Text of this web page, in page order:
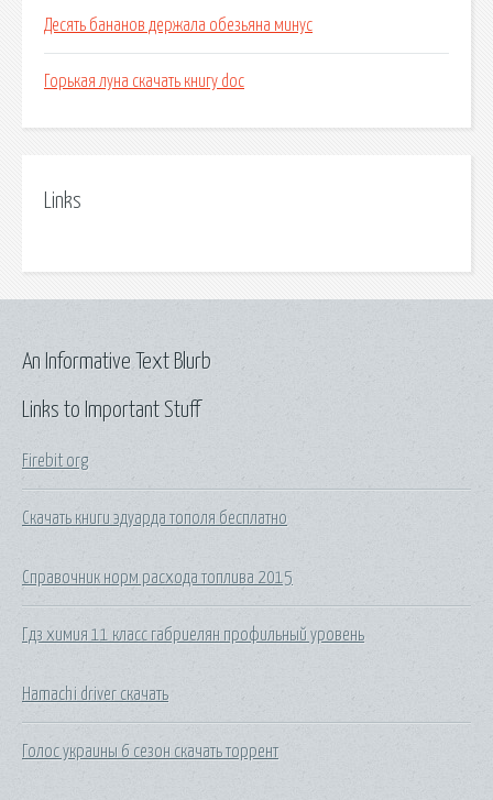
Десять бананов держала обезьяна минус
Горькая луна скачать книгу doc
Links
Links to Important Stuff
Firebit org
Скачать книги эдуарда тополя бесплатно
Справочник норм расхода топлива 2015
Гдз химия 11 класс габриелян профильный уровень
Hamachi driver скачать
Голос украины 6 сезон скачать торрент
An Informative Text Blurb